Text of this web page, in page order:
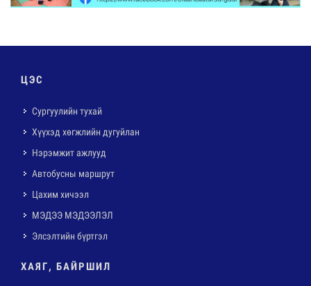
ЦЭС
Сургуулийн тухай
Хүүхэд хөгжлийн дугуйлан
Нэрэмжит ажлууд
Автобусны маршрут
Цахим хичээл
МЭДЭЭ МЭДЭЭЛЭЛ
Элсэлтийн бүртгэл
ХАЯГ, БАЙРШИЛ